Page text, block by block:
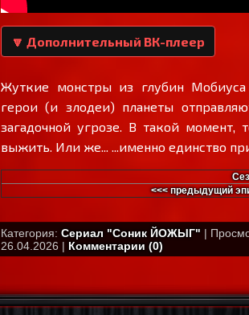
🔽 Дополнительный ВК-плеер
Жуткие монстры из глубин Мобиуса
герои (и злодеи) планеты
загадочной угрозе. В такой момент,
выжить. Или же... ...именно единство
<<< предыдущий
Категория: Сериал "Соник ЙОЖЫГ" |
26.04.2026 | Комментарии (0)